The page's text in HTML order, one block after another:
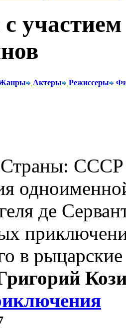
участием
Актеры Режиссеры
Страны: СССР
де
в